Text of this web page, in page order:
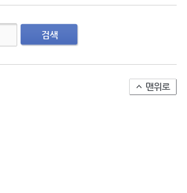
검색
아시아-유럽 수출 물동량 월간 추이(2024~2026년)